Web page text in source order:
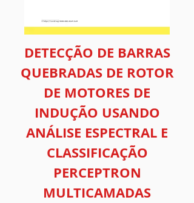
DETECÇÃO DE BARRAS
QUEBRADAS DE ROTOR
DE MOTORES DE
INDUÇÃO USANDO
ANÁLISE ESPECTRAL E
CLASSIFICAÇÃO
PERCEPTRON
MULTICAMADAS